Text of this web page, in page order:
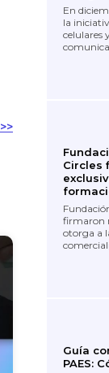
En
la
celulares
Circles
firmaron
otorga a
Guía
PAES: